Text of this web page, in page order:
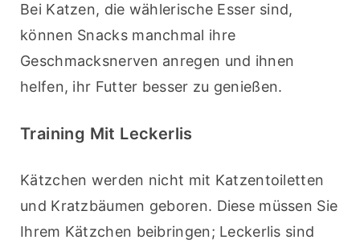
Bei Katzen, die wählerische Esser sind,
können Snacks manchmal ihre
Geschmacksnerven anregen und ihnen
helfen, ihr Futter besser zu genießen.
Training Mit Leckerlis
Kätzchen werden nicht mit Katzentoiletten
und Kratzbäumen geboren. Diese müssen Sie
Ihrem Kätzchen beibringen; Leckerlis sind